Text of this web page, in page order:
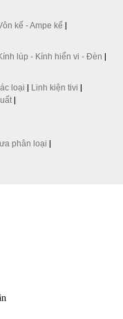
kế - Ampe kế |
lúp - Kính hiển vi - Đèn |
loại | Linh kiện tivi |
|
phân loại |